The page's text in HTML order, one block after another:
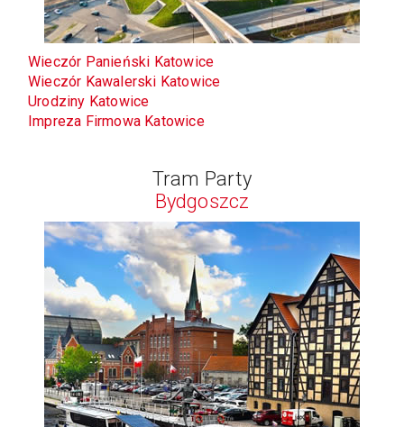
Wieczór Panieński Katowice
Wieczór Kawalerski Katowice
Urodziny Katowice
Impreza Firmowa Katowice
Tram Party
Bydgoszcz